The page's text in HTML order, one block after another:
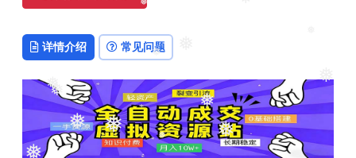
❅
❅
❅
❅
❅❅
❅
详情介绍 常见问题